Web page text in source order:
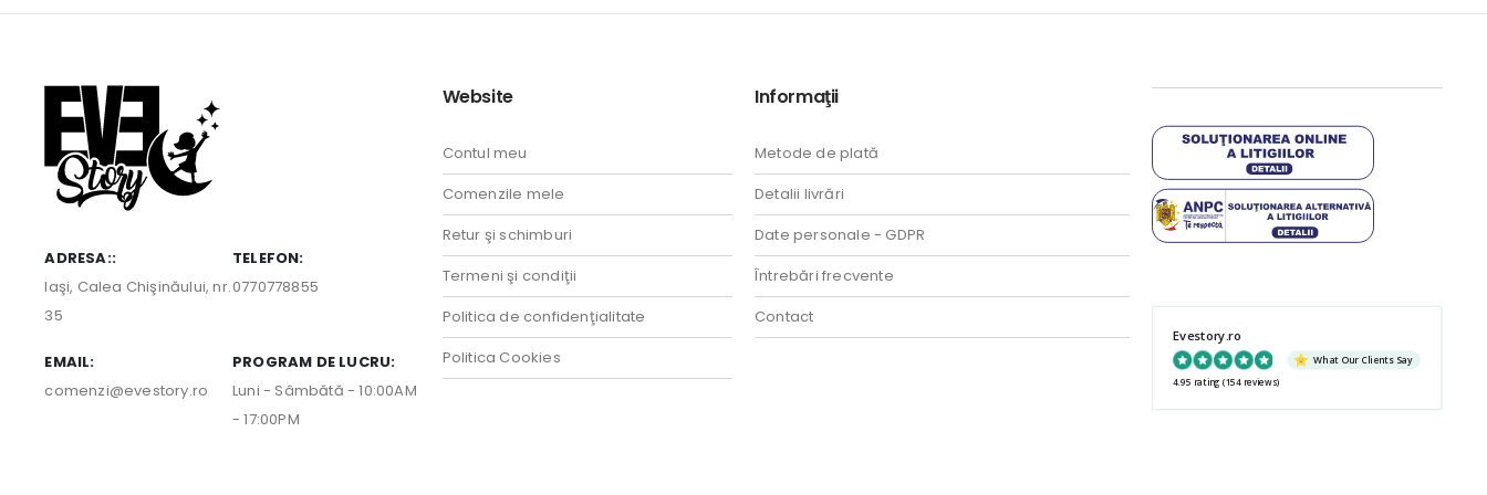
ADRESA::
Iaşi, Calea Chişinăului, nr.
35
TELEFON:
0770778855
EMAIL:
comenzi@evestory.ro
PROGRAM DE LUCRU:
Luni - Sâmbătă - 10:00AM
- 17:00PM
Website
Contul meu
Comenzile mele
Retur şi schimburi
Termeni şi condiţii
Politica de confidenţialitate
Politica Cookies
Informaţii
Metode de plată
Detalii livrări
Date personale - GDPR
Întrebări frecvente
Contact
Evestory.ro
What Our Clients Say
4.95 rating (154 reviews)